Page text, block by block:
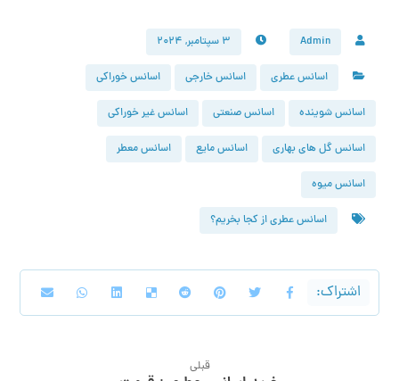
Admin ۳ سپتامبر, ۲۰۲۴
اسانس عطری اسانس خارجی اسانس خوراکی
اسانس شوینده اسانس صنعتی اسانس غیر خوراکی
اسانس گل های بهاری اسانس مایع اسانس معطر
اسانس میوه
اسانس عطری از کجا بخریم؟
قبلی